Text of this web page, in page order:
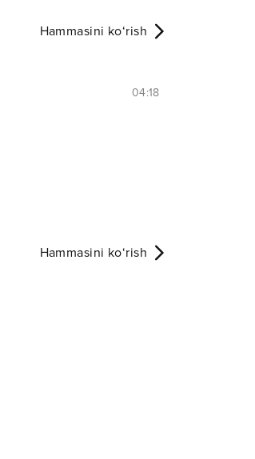
Hammasini ko‘rish
04:18
Hammasini ko‘rish